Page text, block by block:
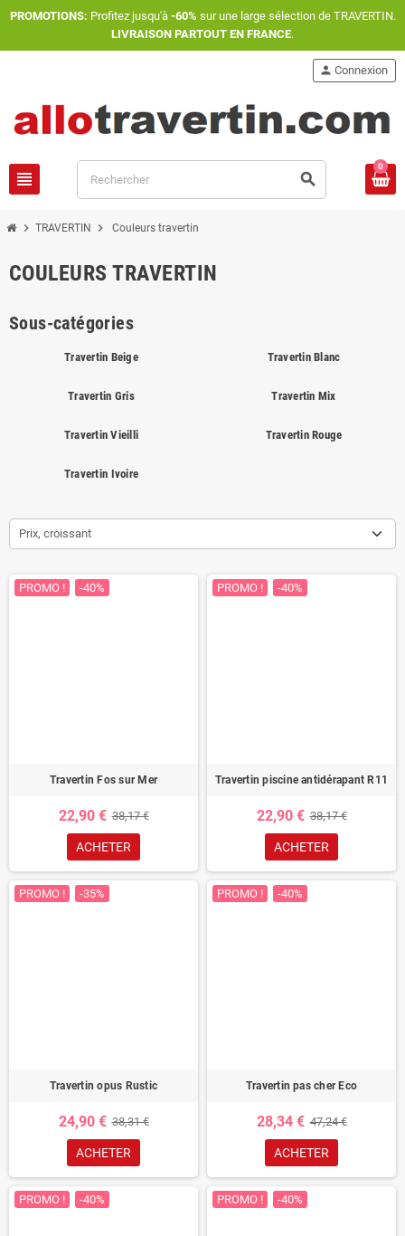
PROMOTIONS: Profitez jusqu'à -60% sur une large sélection de TRAVERTIN.
LIVRAISON PARTOUT EN FRANCE.
view_headline search
person Connexion
0
chevron_right TRAVERTIN chevron_right Couleurs travertin
COULEURS TRAVERTIN
Sous-catégories
Travertin Beige Travertin Blanc
Travertin Gris Travertin Mix
Travertin Vieilli Travertin Rouge
Travertin Ivoire
Prix, croissant
PROMO ! -40%
Travertin Fos sur Mer
22,90 € 38,17 €
ACHETER
PROMO ! -40%
Travertin piscine antidérapant R11
22,90 € 38,17 €
ACHETER
PROMO ! -35%
Travertin opus Rustic
24,90 € 38,31 €
ACHETER
PROMO ! -40%
Travertin pas cher Eco
28,34 € 47,24 €
ACHETER
PROMO ! -40% PROMO ! -40%